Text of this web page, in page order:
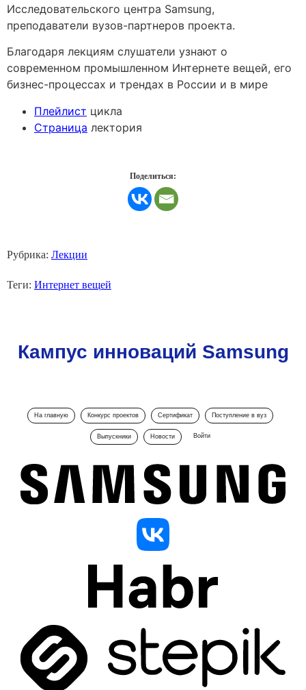
Исследовательского центра Samsung,
преподаватели вузов-партнеров проекта.
Благодаря лекциям слушатели узнают о
современном промышленном Интернете вещей, его
бизнес-процессах и трендах в России и в мире
Плейлист цикла
Страница лектория
Поделиться:
Рубрика: Лекции
Теги: Интернет вещей
Кампус инноваций Samsung
На главную Конкурс проектов Сертификат Поступление в вуз
Выпускники Новости Войти